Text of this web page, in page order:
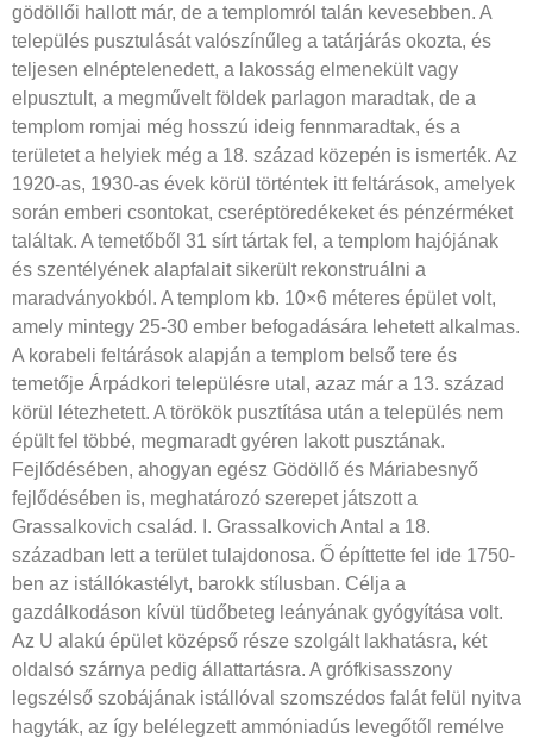
gödöllői hallott már, de a templomról talán kevesebben. A
település pusztulását valószínűleg a tatárjárás okozta, és
teljesen elnéptelenedett, a lakosság elmenekült vagy
elpusztult, a megművelt földek parlagon maradtak, de a
templom romjai még hosszú ideig fennmaradtak, és a
területet a helyiek még a 18. század közepén is ismerték. Az
1920-as, 1930-as évek körül történtek itt feltárások, amelyek
során emberi csontokat, cseréptöredékeket és pénzérméket
találtak. A temetőből 31 sírt tártak fel, a templom hajójának
és szentélyének alapfalait sikerült rekonstruálni a
maradványokból. A templom kb. 10×6 méteres épület volt,
amely mintegy 25-30 ember befogadására lehetett alkalmas.
A korabeli feltárások alapján a templom belső tere és
temetője Árpádkori településre utal, azaz már a 13. század
körül létezhetett. A törökök pusztítása után a település nem
épült fel többé, megmaradt gyéren lakott pusztának.
Fejlődésében, ahogyan egész Gödöllő és Máriabesnyő
fejlődésében is, meghatározó szerepet játszott a
Grassalkovich család. I. Grassalkovich Antal a 18.
században lett a terület tulajdonosa. Ő építtette fel ide 1750-
ben az istállókastélyt, barokk stílusban. Célja a
gazdálkodáson kívül tüdőbeteg leányának gyógyítása volt.
Az U alakú épület középső része szolgált lakhatásra, két
oldalsó szárnya pedig állattartásra. A grófkisasszony
legszélső szobájának istállóval szomszédos falát felül nyitva
hagyták, az így belélegzett ammóniadús levegőtől remélve